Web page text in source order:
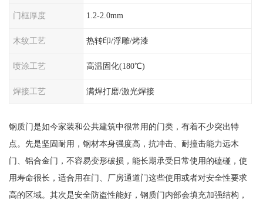
门框厚度 1.2-2.0mm
木纹工艺 热转印/浮雕/烤漆
喷涂工艺 高温固化(180℃)
焊接工艺 满焊打磨/激光焊接
钢质门是如今家装和公共建筑中很常用的门类，有着不少突出特
点。先是坚固耐用，钢材本身强度高，抗冲击、耐撞击能力远木
门、铝合金门，不容易变形破损，能长期承受日常使用的磕碰，使
用寿命很长，适合用在门、厂房通道门这些使用或者对安全性要求
高的区域。其次是安全防盗性能好，钢质门内部会填充加强结构，